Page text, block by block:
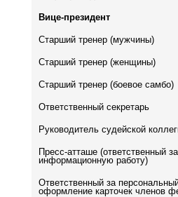
Вице-президент
Старший тренер (мужчины)
Старший тренер (женщины)
Старший тренер (боевое самбо)
Ответственный секретарь
Руководитель судейской
Пресс-атташе (ответственный за
информационную работу)
Ответственный за
оформление карточек членов